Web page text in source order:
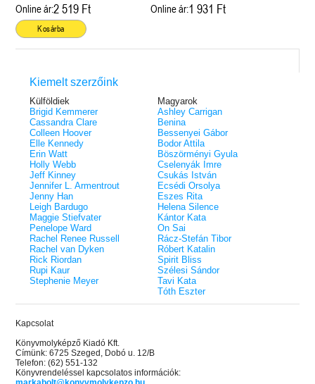
Online ár:2 519 Ft
Kosárba
Online ár:1 931 Ft
Kiemelt szerzőink
Külföldiek
Brigid Kemmerer
Cassandra Clare
Colleen Hoover
Elle Kennedy
Erin Watt
Holly Webb
Jeff Kinney
Jennifer L. Armentrout
Jenny Han
Leigh Bardugo
Maggie Stiefvater
Penelope Ward
Rachel Renee Russell
Rachel van Dyken
Rick Riordan
Rupi Kaur
Stephenie Meyer
Magyarok
Ashley Carrigan
Benina
Bessenyei Gábor
Bodor Attila
Böszörményi Gyula
Cselenyák Imre
Csukás István
Ecsédi Orsolya
Eszes Rita
Helena Silence
Kántor Kata
On Sai
Rácz-Stefán Tibor
Róbert Katalin
Spirit Bliss
Szélesi Sándor
Tavi Kata
Tóth Eszter
Kapcsolat
Könyvmolyképző Kiadó Kft.
Címünk: 6725 Szeged, Dobó u. 12/B
Telefon: (62) 551-132
Könyvrendeléssel kapcsolatos információk: